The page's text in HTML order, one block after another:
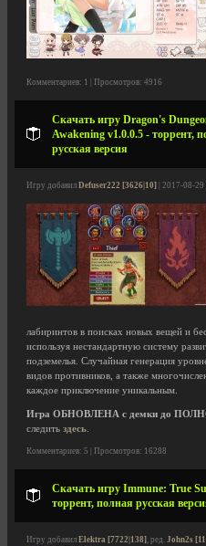
Комментариев: 1 | Просмотров: 4916
Скачать игру Dragon's
Awakening v1.0.0.5 - торрент,
русская версия
Игру добавил Defuser222 [3626|10] | 2017-08-29
лабиринтов в поисках новых вещей и
используя нестандартную систему
подземелья. Случайная генерация
видов противников, а также
каждое приключение уникальным.
Игра ОБНОВЛЕНА с демки до
следить здесь
Комментариев: 5 | Просмотров: 16288
Скачать игру Immune: True
торрент, полная русская
Игру добавил Elektra [7722|138], ред. John2s